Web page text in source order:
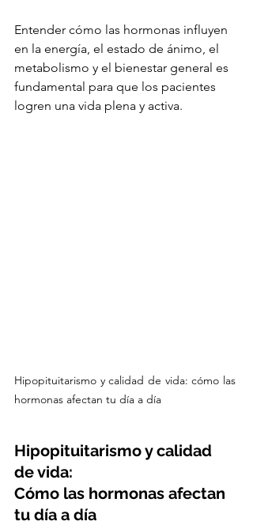
Entender cómo las hormonas influyen
en la energía, el estado de ánimo, el
metabolismo y el bienestar general es
fundamental para que los pacientes
logren una vida plena y activa.
Hipopituitarismo y calidad de vida: cómo las
hormonas afectan tu día a día
Hipopituitarismo y calidad
de vida:
Cómo las hormonas afectan
tu día a día